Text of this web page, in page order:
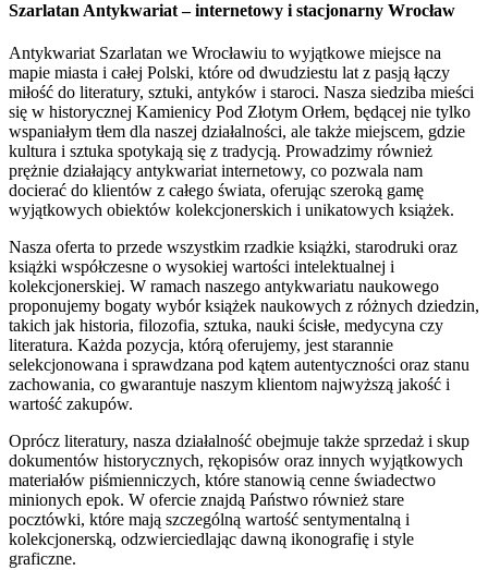
Szarlatan Antykwariat – internetowy i stacjonarny Wrocław
Antykwariat Szarlatan we Wrocławiu to wyjątkowe miejsce na
mapie miasta i całej Polski, które od dwudziestu lat z pasją łączy
miłość do literatury, sztuki, antyków i staroci. Nasza siedziba mieści
się w historycznej Kamienicy Pod Złotym Orłem, będącej nie tylko
wspaniałym tłem dla naszej działalności, ale także miejscem, gdzie
kultura i sztuka spotykają się z tradycją. Prowadzimy również
prężnie działający antykwariat internetowy, co pozwala nam
docierać do klientów z całego świata, oferując szeroką gamę
wyjątkowych obiektów kolekcjonerskich i unikatowych książek.
Nasza oferta to przede wszystkim rzadkie książki, starodruki oraz
książki współczesne o wysokiej wartości intelektualnej i
kolekcjonerskiej. W ramach naszego antykwariatu naukowego
proponujemy bogaty wybór książek naukowych z różnych dziedzin,
takich jak historia, filozofia, sztuka, nauki ścisłe, medycyna czy
literatura. Każda pozycja, którą oferujemy, jest starannie
selekcjonowana i sprawdzana pod kątem autentyczności oraz stanu
zachowania, co gwarantuje naszym klientom najwyższą jakość i
wartość zakupów.
Oprócz literatury, nasza działalność obejmuje także sprzedaż i skup
dokumentów historycznych, rękopisów oraz innych wyjątkowych
materiałów piśmienniczych, które stanowią cenne świadectwo
minionych epok. W ofercie znajdą Państwo również stare
pocztówki, które mają szczególną wartość sentymentalną i
kolekcjonerską, odzwierciedlając dawną ikonografię i style
graficzne.